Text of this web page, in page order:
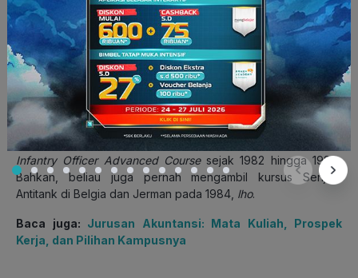
SBY (Sumber: politik.rmol.id)
Selain Soeharto, SBY juga merupakan presiden yang berasal
dari lulusan militer. SBY menempuh pendidikannya di Akademi
Angkatan Bersenjata RI (Akabri) pada tahun 1973. Setelah itu,
ia juga melanjutkan lagi studinya diAmerican Language
Coursedi Texas, Amerika Serikat. Di Amerika, SBY juga
belajar diAirbone and Ranger Course, Fort Benning
dan
Infantry Officer Advanced Coursesejak 1982 hingga 1983.
Bahkan, beliau juga pernah mengambil kursus Senjata
Antitank di Belgia dan Jerman pada 1984, lho.
Baca juga: Jurusan Akuntansi: Mata Kuliah, Prospek
Kerja, dan Pilihan Kampusnya